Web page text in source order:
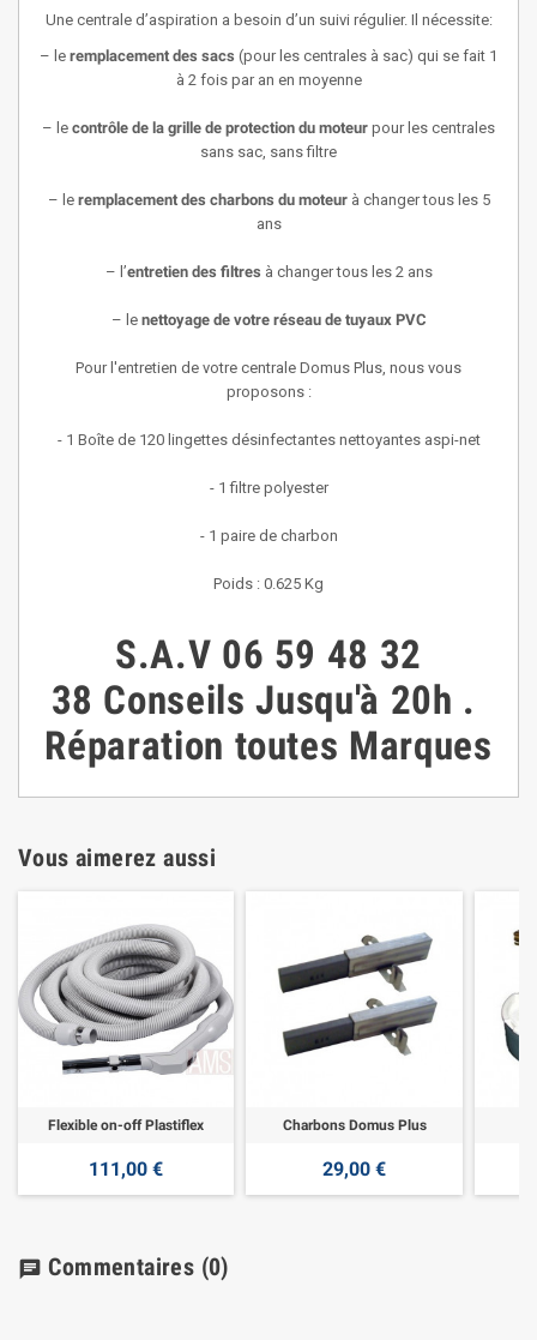
Une centrale d’aspiration a besoin d’un suivi régulier. Il nécessite:
– le remplacement des sacs (pour les centrales à sac) qui se fait 1
à 2 fois par an en moyenne
– le contrôle de la grille de protection du moteur pour les centrales
sans sac, sans filtre
– le remplacement des charbons du moteurà changer tous les 5
ans
– l’entretien des filtres à changer tous les 2 ans
– le nettoyage de votre réseau de tuyaux PVC
Pour l'entretien de votre centrale Domus Plus, nous vous
proposons :
- 1 Boîte de 120 lingettes désinfectantes nettoyantes aspi-net
- 1 filtre polyester
- 1 paire de charbon
Poids : 0.625 Kg
S.A.V 06 59 48 32
38 ConseilsJusqu'à 20h .
Réparation toutes Marques
Vous aimerez aussi
Flexible on-off Plastiflex
111,00 €
Charbons Domus Plus
29,00 €
chat Commentaires (0)